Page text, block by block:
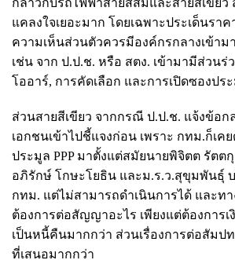
แคลงใจเยอะมาก โดยเฉพาะประเด็นรา
ความเห็นส่วนตัวควรมีองค์กรกลางเข้าม
เช่น จาก ป.ป.ช. หรือ สตง. เข้ามามีส่วนร่
โออาร์, การคัดเลือก และการเปิดซองปร
ส่วนสายสีเขียว จากกรณี ป.ป.ช. แจ้งข้อก
เอกชนเข้าไปชี้แจงก่อน เพราะ กทม.ก็เค
ประมูล PPP มาตั้งแต่สมัยนายพิจิตต รัตต
อภิรักษ์ โกษะโยธิน และม.ร.ว.สุขุมพันธุ์ บ
กทม. แต่ไม่สามารถดำเนินการได้ และทา
ต้องการต่อสัญญาอะไร เพียงแต่ต้องการ
เป็นหนี้คืนมากกว่า ส่วนเรื่องการต่อสัมป
ที่เสนอมากกว่า